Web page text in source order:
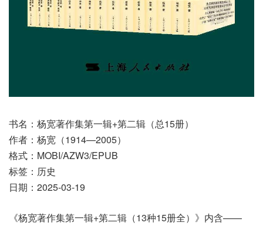
书名：杨宽著作集第一辑+第二辑（总15册）
作者：杨宽（1914—2005）
格式：MOBI/AZW3/EPUB
标签：历史
日期：2025-03-19
《杨宽著作集第一辑+第二辑（13种15册全）》内含——